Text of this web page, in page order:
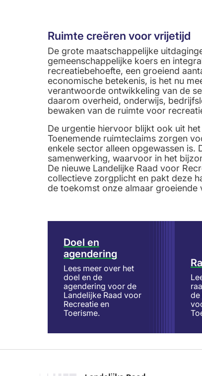
Ruimte creëren voor vrijetijd
De grote maatschappelijke
gemeenschappelijke koers en
recreatiebehoefte, een groeiend
economische betekenis, is het nu
verantwoorde ontwikkeling van de
daarom overheid, onderwijs,
bewaken van de ruimte voor
De urgentie hiervoor blijkt ook uit
Toenemende ruimteclaims zorgen
enkele sector alleen opgewassen
samenwerking, waarvoor in het
De nieuwe Landelijke Raad voor
collectieve zorgplicht en pakt deze
de toekomst onze almaar groeiende
Doel en
agendering
Lees meer over het
doel en de
agendering voor de
Landelijke Raad voor
Recreatie en
Toerisme.
de